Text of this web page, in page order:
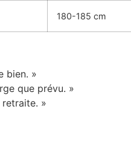
180-185 cm
bien. »
que prévu. »
»